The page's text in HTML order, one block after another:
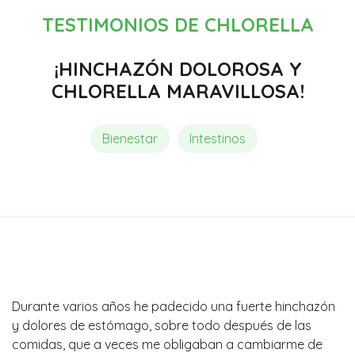
TESTIMONIOS DE CHLORELLA
¡HINCHAZÓN DOLOROSA Y
CHLORELLA MARAVILLOSA!
Bienestar Intestinos
Durante varios años he padecido una fuerte hinchazón
y dolores de estómago, sobre todo después de las
comidas, que a veces me obligaban a cambiarme de